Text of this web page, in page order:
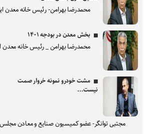
محمدرضا بهرامن- رئیس خانه معدن
بخش معدن در بودجه ۱۴۰۱
محمدرضا بهرامن _ رئیس خانه معدن
مشت خودرو نمونه خروار صمت
نیست...
مجتبی توانگر- عضو کمیسیون صنایع و معادن